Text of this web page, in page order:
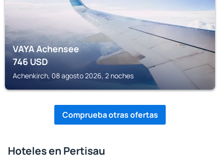
VAYA Achensee
746USD
Achenkirch, 08 agosto 2026, 2 noches
Comprueba otras ofertas
Hoteles en Pertisau